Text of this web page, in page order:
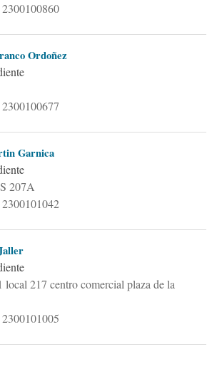
Ordoñez
Garnica
207A
217 centro comercial plaza de la